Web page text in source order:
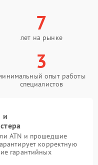
7
лет на рынке
3
опыт работы
специалистов
и
ATN и прошедшие
корректную
гарантийных